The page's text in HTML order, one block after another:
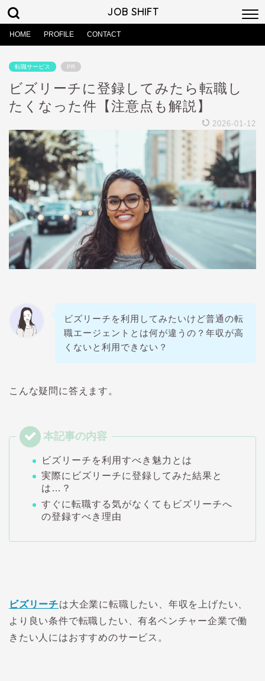
JOB SHIFT
HOME PROFILE CONTACT
転職サービス PR
ビズリーチに登録してみたら転職し
たくなった件【注意点も解説】
2026-01-12
ビズリーチを利用してみたいけど普通の転
職エージェントとは何が違うの？年収が高
くないと利用できない？
こんな疑問に答えます。
ビズリーチを利用すべき魅力とは
実際にビズリーチに登録してみた結果と
は…？
すぐに転職する気がなくてもビズリーチへ
の登録すべき理由
ビズリーチは大企業に転職したい、年収を上げたい、
より良い条件で転職したい、有名ベンチャー企業で働
きたい人にはおすすめのサービス。